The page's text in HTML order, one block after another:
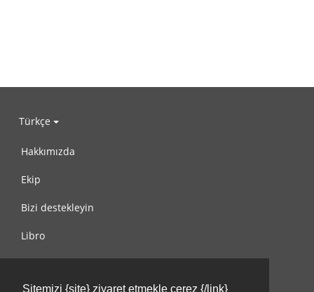
Sitemizi {site} ziyaret etmekle çerez {/link}
Türkçe
Hakkımızda
Ekip
Bizi destekleyin
Libro